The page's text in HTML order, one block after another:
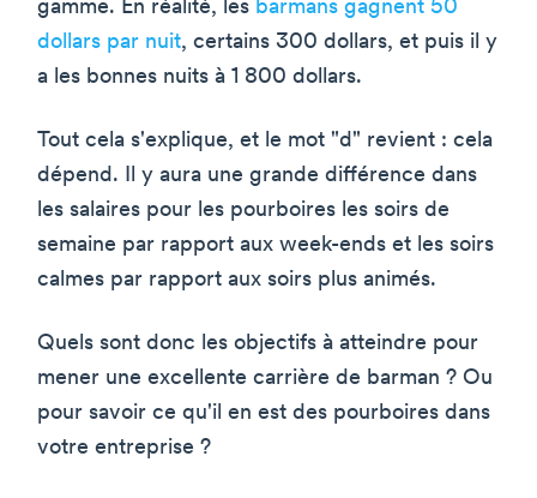
gamme. En réalité, les barmans gagnent 50
dollars par nuit, certains 300 dollars, et puis il y
a les bonnes nuits à 1 800 dollars.
Tout cela s'explique, et le mot "d" revient : cela
dépend. Il y aura une grande différence dans
les salaires pour les pourboires les soirs de
semaine par rapport aux week-ends et les soirs
calmes par rapport aux soirs plus animés.
Quels sont donc les objectifs à atteindre pour
mener une excellente carrière de barman ? Ou
pour savoir ce qu'il en est des pourboires dans
votre entreprise ?